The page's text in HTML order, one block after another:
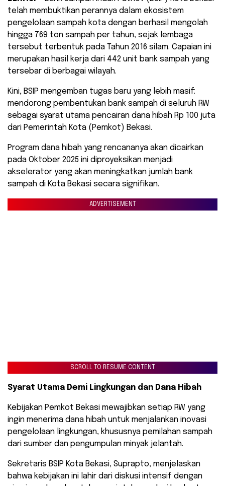
telah membuktikan perannya dalam ekosistem
pengelolaan sampah kota dengan berhasil mengolah
hingga 769 ton sampah per tahun, sejak lembaga
tersebut terbentuk pada Tahun 2016 silam. Capaian ini
merupakan hasil kerja dari 442 unit bank sampah yang
tersebar di berbagai wilayah.
Kini, BSIP mengemban tugas baru yang lebih masif:
mendorong pembentukan bank sampah di seluruh RW
sebagai syarat utama pencairan dana hibah Rp 100 juta
dari Pemerintah Kota (Pemkot) Bekasi.
​Program dana hibah yang rencananya akan dicairkan
pada Oktober 2025 ini diproyeksikan menjadi
akselerator yang akan meningkatkan jumlah bank
sampah di Kota Bekasi secara signifikan.
ADVERTISEMENT
SCROLL TO RESUME CONTENT
Syarat Utama Demi Lingkungan dan Dana Hibah
​Kebijakan Pemkot Bekasi mewajibkan setiap RW yang
ingin menerima dana hibah untuk menjalankan inovasi
pengelolaan lingkungan, khususnya pemilahan sampah
dari sumber dan pengumpulan minyak jelantah.
​Sekretaris BSIP Kota Bekasi, Suprapto, menjelaskan
bahwa kebijakan ini lahir dari diskusi intensif dengan